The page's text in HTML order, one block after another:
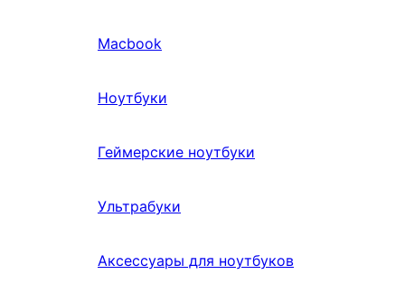
Macbook
Ноутбуки
Геймерские ноутбуки
Ультрабуки
Аксессуары для ноутбуков